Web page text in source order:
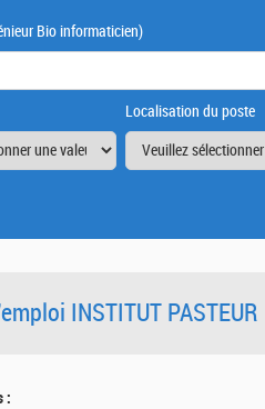
Bio informaticien)
Localisation du poste
INSTITUT PASTEUR
: